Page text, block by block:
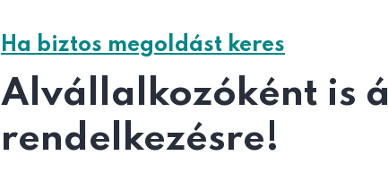
Ha biztos megoldást keres
Alvállalkozóként is
rendelkezésre!